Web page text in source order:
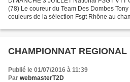
(78) Le coureur du Team Des Dombes
couleurs de la sélection Fsgt Rhône au
CHAMPIONNAT REGIONAL
Publié le 01/07/2016 à 11:39
Par webmasterT2D